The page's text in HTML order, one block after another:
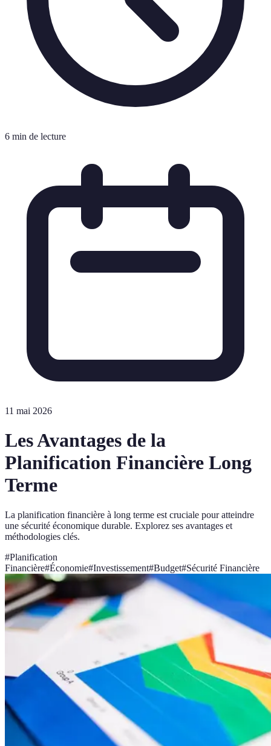
6 min de lecture
11 mai 2026
Les Avantages de la
Planification Financière Long
Terme
La planification financière à long terme est cruciale pour atteindre
une sécurité économique durable. Explorez ses avantages et
méthodologies clés.
#Planification
Financière#Économie#Investissement#Budget#Sécurité Financière